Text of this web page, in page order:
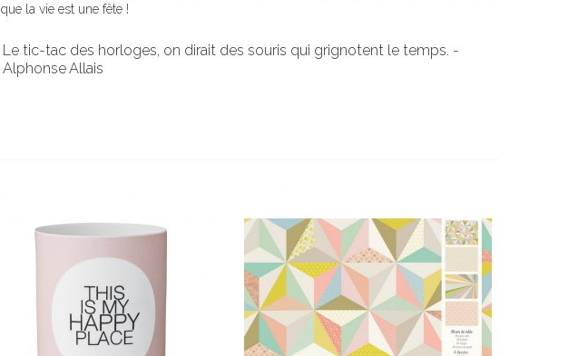
que la vie est une fête !
Le tic-tac des horloges, on dirait des souris qui grignotent le temps. -
Alphonse Allais